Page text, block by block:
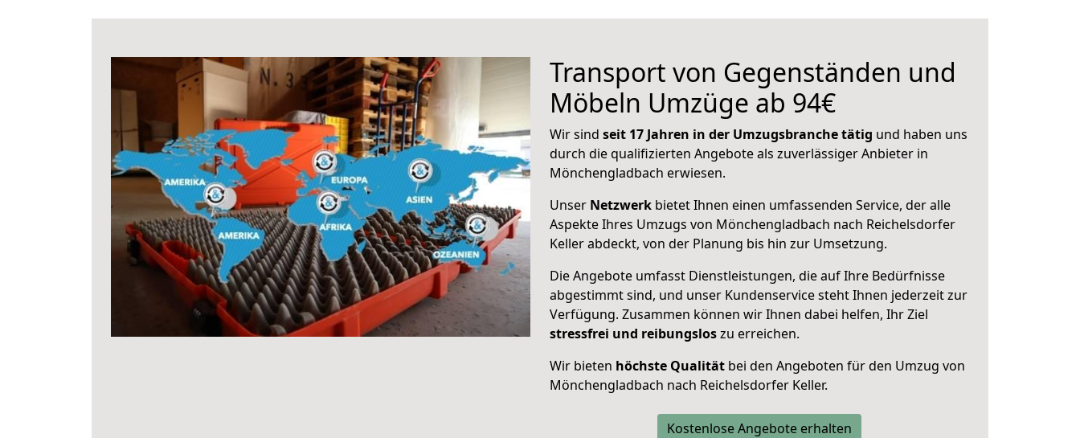
Transport von Gegenständen und
Möbeln Umzüge ab 94€
Wir sind seit 17 Jahren in der Umzugsbranche tätig und haben uns
durch die qualifizierten Angebote als zuverlässiger Anbieter in
Mönchengladbach erwiesen.
Unser Netzwerk bietet Ihnen einen umfassenden Service, der alle
Aspekte Ihres Umzugs von Mönchengladbach nach Reichelsdorfer
Keller abdeckt, von der Planung bis hin zur Umsetzung.
Die Angebote umfasst Dienstleistungen, die auf Ihre Bedürfnisse
abgestimmt sind, und unser Kundenservice steht Ihnen jederzeit zur
Verfügung. Zusammen können wir Ihnen dabei helfen, Ihr Ziel
stressfrei und reibungsloszu erreichen.
Wir bieten höchste Qualität bei den Angeboten für den Umzug von
Mönchengladbach nach Reichelsdorfer Keller.
Kostenlose Angebote erhalten